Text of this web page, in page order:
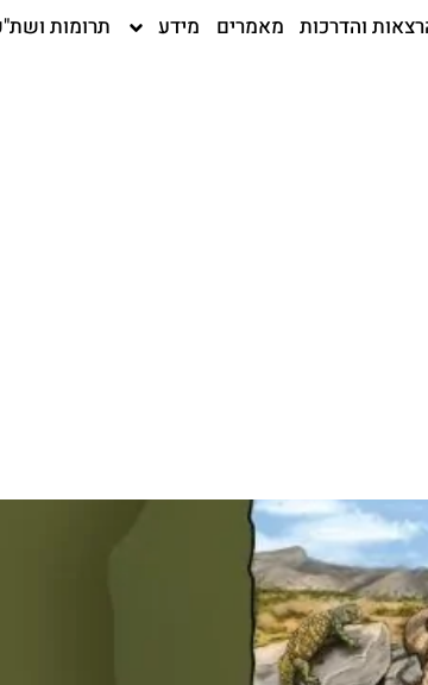
והדרכות מאמרים מידע תרומות